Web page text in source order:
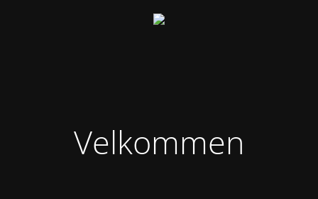
Velkommen